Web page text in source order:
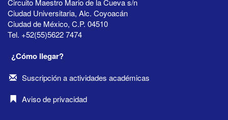
Circuito Maestro Mario de la Cueva s/n
Ciudad Universitaria, Alc. Coyoacán
Ciudad de México, C.P. 04510
Tel. +52(55)5622 7474
¿Cómo llegar?
Suscripción a actividades académicas
Aviso de privacidad